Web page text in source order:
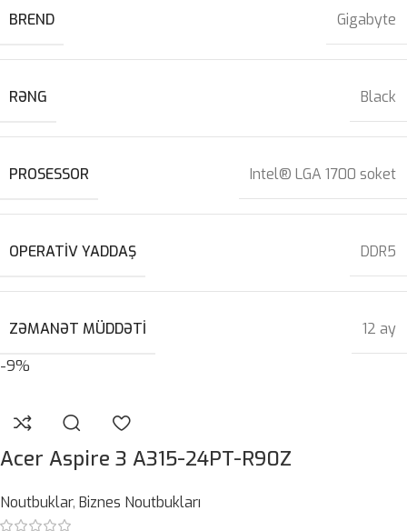
BREND
Gigabyte
RƏNG Black
PROSESSOR Intel® LGA 1700 soket
OPERATIV YADDAŞ DDR5
ZƏMANƏT MÜDDƏTI
12 ay
-9%
Acer Aspire 3 A315-24PT-R90Z
Noutbuklar, Biznes Noutbukları